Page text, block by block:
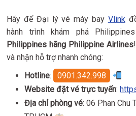
Hãy để Đại lý vé máy bay Vlink
hành trình khám phá
Philippines hãng Philippine Airlines
và nhận hỗ trợ nhanh chóng:
Hotline:
0901.342.998
Website đặt vé trực tuyến:
Địa chỉ phòng vé: 06 Phan Chu